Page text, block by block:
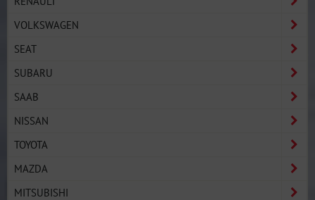
VOLKSWAGEN
SEAT
SUBARU
SAAB
NISSAN
TOYOTA
MAZDA
MITSUBISHI